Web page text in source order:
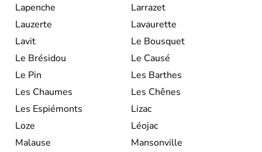
Lapenche
Larrazet
Lauzerte
Lavaurette
Lavit
Le Bousquet
Le Brésidou
Le Causé
Le Pin
Les Barthes
Les Chaumes
Les Chênes
Les Espiémonts
Lizac
Loze
Léojac
Malause
Mansonville